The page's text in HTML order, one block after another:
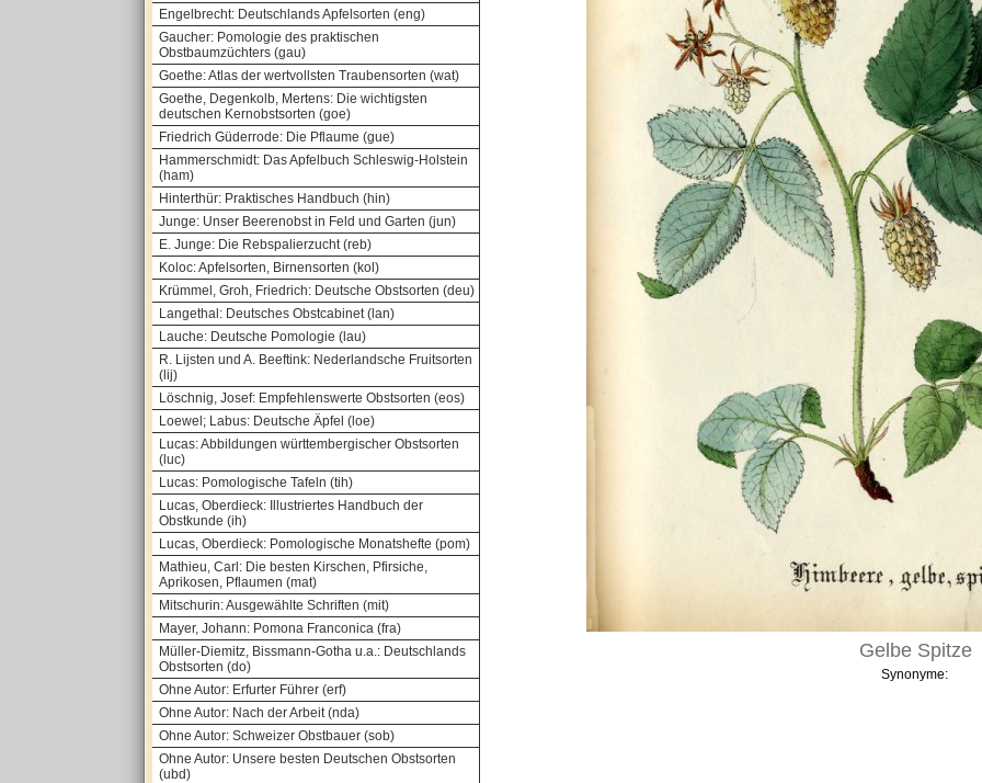
Engelbrecht: Deutschlands Apfelsorten (eng)
Gaucher: Pomologie des praktischen
Obstbaumzüchters (gau)
Goethe: Atlas der wertvollsten Traubensorten (wat)
Goethe, Degenkolb, Mertens: Die wichtigsten
deutschen Kernobstsorten (goe)
Friedrich Güderrode: Die Pflaume (gue)
Hammerschmidt: Das Apfelbuch Schleswig-Holstein
(ham)
Hinterthür: Praktisches Handbuch (hin)
Junge: Unser Beerenobst in Feld und Garten (jun)
E. Junge: Die Rebspalierzucht (reb)
Koloc: Apfelsorten, Birnensorten (kol)
Krümmel, Groh, Friedrich: Deutsche Obstsorten (deu)
Langethal: Deutsches Obstcabinet (lan)
Lauche: Deutsche Pomologie (lau)
R. Lijsten und A. Beeftink: Nederlandsche Fruitsorten
(lij)
Löschnig, Josef: Empfehlenswerte Obstsorten (eos)
Loewel; Labus: Deutsche Äpfel (loe)
Lucas: Abbildungen württembergischer Obstsorten
(luc)
Lucas: Pomologische Tafeln (tih)
Lucas, Oberdieck: Illustriertes Handbuch der
Obstkunde (ih)
Lucas, Oberdieck: Pomologische Monatshefte (pom)
Mathieu, Carl: Die besten Kirschen, Pfirsiche,
Aprikosen, Pflaumen (mat)
Mitschurin: Ausgewählte Schriften (mit)
Mayer, Johann: Pomona Franconica (fra)
Müller-Diemitz, Bissmann-Gotha u.a.: Deutschlands
Obstsorten (do)
Ohne Autor: Erfurter Führer (erf)
Ohne Autor: Nach der Arbeit (nda)
Ohne Autor: Schweizer Obstbauer (sob)
Ohne Autor: Unsere besten Deutschen Obstsorten
(ubd)
Gelbe Spitze
Synonyme: